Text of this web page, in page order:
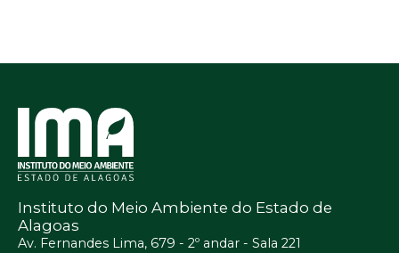
Instituto do Meio Ambiente do Estado de
Alagoas
Av. Fernandes Lima, 679 - 2º andar - Sala 221